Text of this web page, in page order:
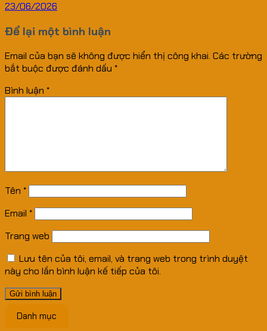
23/06/2026
Để lại một bình luận
Email của bạn sẽ không được hiển thị công khai. Các trường
bắt buộc được đánh dấu *
Bình luận *
Tên *
Email *
Trang web
Lưu tên của tôi, email, và trang web trong trình duyệt
này cho lần bình luận kế tiếp của tôi.
Danh mục